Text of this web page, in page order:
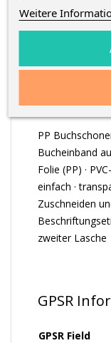
PP
Bucheinband
Folie (PP) ·
einfach ·
Zuschneiden
zweiter Lasche
GPSR
GPSR Field
Weitere